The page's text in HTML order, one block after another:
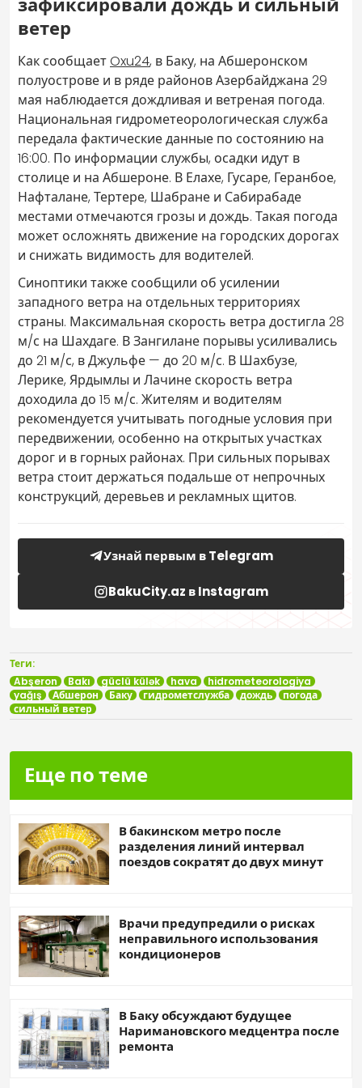
зафиксировали дождь и сильный
ветер
Как сообщаетOxu24, в Баку, на Абшеронском
полуострове и в ряде районов Азербайджана 29
мая наблюдается дождливая и ветреная погода.
Национальная гидрометеорологическая служба
передала фактические данные по состоянию на
16:00. По информации службы, осадки идут в
столице и на Абшероне. В Елахе, Гусаре, Геранбое,
Нафталане, Тертере, Шабране и Сабирабаде
местами отмечаются грозы и дождь. Такая погода
может осложнять движение на городских дорогах
и снижать видимость для водителей.
Синоптики также сообщили об усилении
западного ветра на отдельных территориях
страны. Максимальная скорость ветра достигла 28
м/с на Шахдаге. В Зангилане порывы усиливались
до 21 м/с, в Джульфе — до 20 м/с. В Шахбузе,
Лерике, Ярдымлы и Лачине скорость ветра
доходила до 15 м/с. Жителям и водителям
рекомендуется учитывать погодные условия при
передвижении, особенно на открытых участках
дорог и в горных районах. При сильных порывах
ветра стоит держаться подальше от непрочных
конструкций, деревьев и рекламных щитов.
Узнай первым в Telegram
BakuCity.az в Instagram
Теги:
Abşeron
Bakı güclü külək hava
hidrometeorologiya
yağış
Абшерон Баку гидрометслужба дождь
погода
сильный ветер
Еще по теме
В бакинском метро после
разделения линий интервал
поездов сократят до двух минут
Врачи предупредили о рисках
неправильного использования
кондиционеров
В Баку обсуждают будущее
Наримановского медцентра после
ремонта